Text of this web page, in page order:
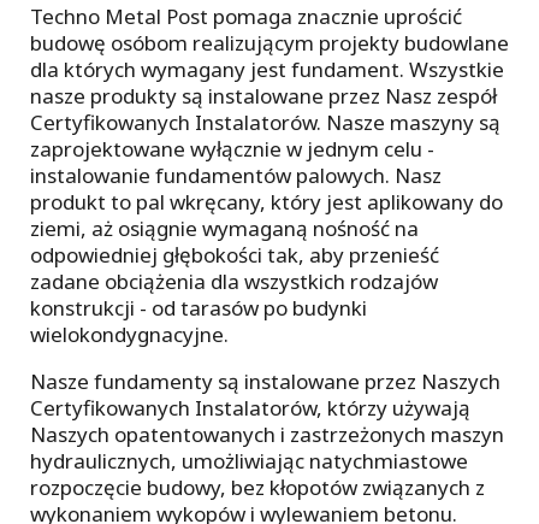
Techno Metal Post pomaga znacznie uprościć
budowę osóbom realizującym projekty budowlane
dla których wymagany jest fundament. Wszystkie
nasze produkty są instalowane przez Nasz zespół
Certyfikowanych Instalatorów. Nasze maszyny są
zaprojektowane wyłącznie w jednym celu -
instalowanie fundamentów palowych. Nasz
produkt to pal wkręcany, który jest aplikowany do
ziemi, aż osiągnie wymaganą nośność na
odpowiedniej głębokości tak, aby przenieść
zadane obciążenia dla wszystkich rodzajów
konstrukcji - od tarasów po budynki
wielokondygnacyjne.
Nasze fundamenty są instalowane przez Naszych
Certyfikowanych Instalatorów, którzy używają
Naszych opatentowanych i zastrzeżonych maszyn
hydraulicznych, umożliwiając natychmiastowe
rozpoczęcie budowy, bez kłopotów związanych z
wykonaniem wykopów i wylewaniem betonu.